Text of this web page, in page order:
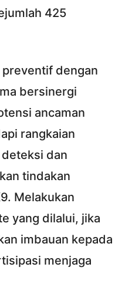
425
dengan
bersinergi
ancaman
rangkaian
dan
tindakan
Melakukan
yang dilalui, jika
imbauan kepada
menjaga